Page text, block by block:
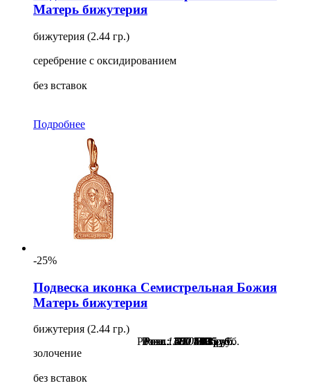
Розн.:1380 1 035руб.
Розн.:1150 863руб.
Розн.:600 450руб.
Розн.:1130 848руб.
Матерь бижутерия
бижутерия (2.44 гр.)
серебрение с оксидированием
без вставок
Розн.:480 360руб.
Подробнее
-25%
Подвеска иконка Семистрельная Божия
Матерь бижутерия
бижутерия (2.44 гр.)
золочение
без вставок
Розн.:750 563руб.
Розн.:600 450руб.